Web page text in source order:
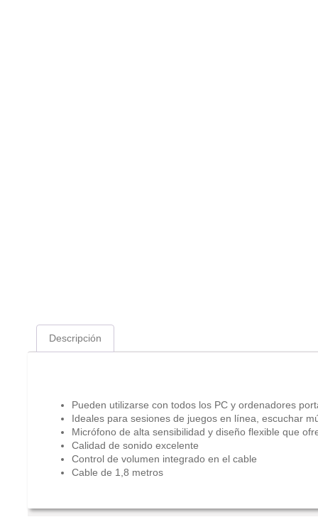
Descripción
Pueden utilizarse con todos los PC y ordenadores
Ideales para sesiones de juegos en línea, escuchar
Micrófono de alta sensibilidad y diseño flexible que
Calidad de sonido excelente
Control de volumen integrado en el cable
Cable de 1,8 metros